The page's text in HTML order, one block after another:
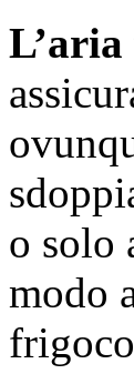
o solo
modo